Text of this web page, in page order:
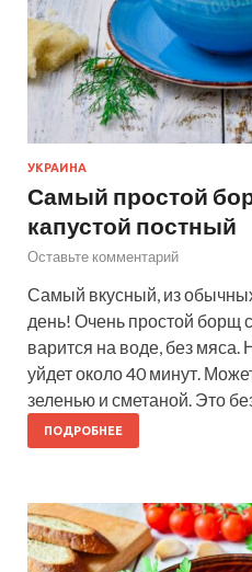
УКРАИНА
Самый простой
капустой постный
Оставьте комментарий
Самый вкусный, из
день! Очень простой борщ
варится на воде, без мяса.
уйдет около 40 минут.
зеленью и сметаной. Это
ПОДРОБНЕЕ